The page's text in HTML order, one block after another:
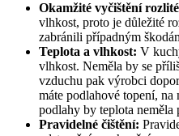
Okamžité vyčištění
vlhkost, proto je důležité
zabránili případným
Teplota a vlhkost: V
vlhkost. Neměla by se
vzduchu pak výrobci
máte podlahové topení, na
podlahy by teplota neměla
Pravidelné čištění: